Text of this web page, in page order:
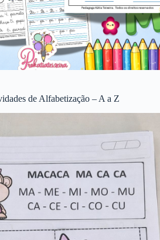
de Alfabetização – A a Z